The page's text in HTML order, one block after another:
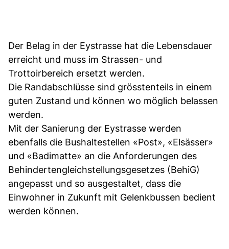
Der Belag in der Eystrasse hat die Lebensdauer
erreicht und muss im Strassen- und
Trottoirbereich ersetzt werden.
Die Randabschlüsse sind grösstenteils in einem
guten Zustand und können wo möglich belassen
werden.
Mit der Sanierung der Eystrasse werden
ebenfalls die Bushaltestellen «Post», «Elsässer»
und «Badimatte» an die Anforderungen des
Behindertengleichstellungsgesetzes (BehiG)
angepasst und so ausgestaltet, dass die
Einwohner in Zukunft mit Gelenkbussen bedient
werden können.